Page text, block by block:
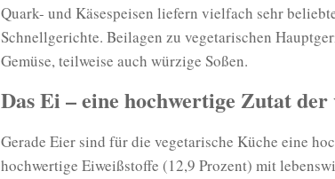
Quark- und Käsespeisen liefern vielfach sehr
Schnellgerichte. Beilagen zu vegetarischen
Gemüse, teilweise auch würzige Soßen.
Das Ei – eine hochwertige Zutat
Gerade Eier sind für die vegetarische Küche eine
hochwertige Eiweißstoffe (12,9 Prozent) mit